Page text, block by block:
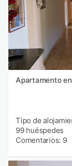
Apartamento
Tipo de
99 huéspedes
Comentarios: 9